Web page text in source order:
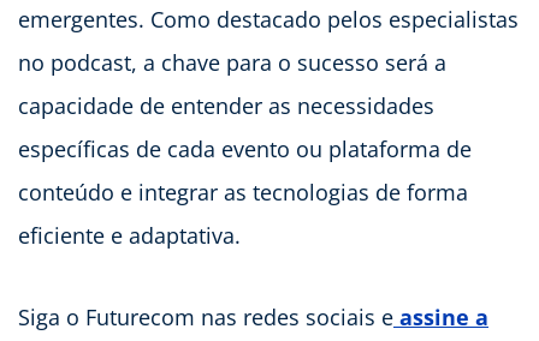
emergentes. Como destacado pelos especialistas
no podcast, a chave para o sucesso será a
capacidade de entender as necessidades
específicas de cada evento ou plataforma de
conteúdo e integrar as tecnologias de forma
eficiente e adaptativa.
Siga o Futurecom nas redes sociais e assine a